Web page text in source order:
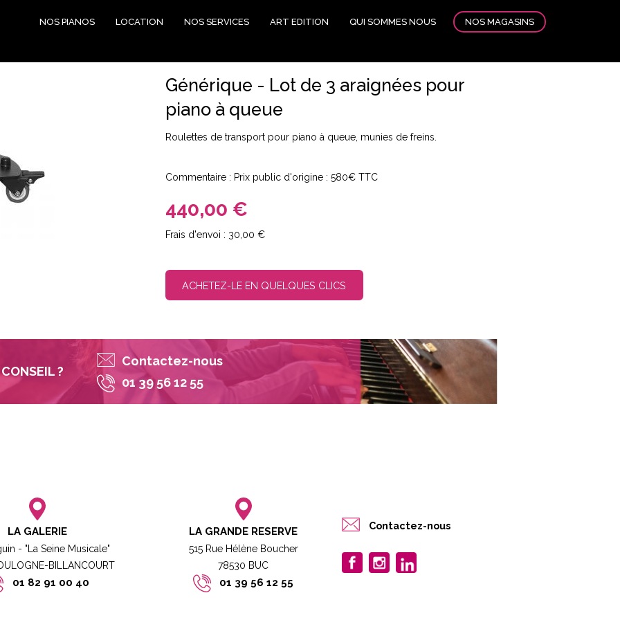
NOS PIANOS LOCATION NOS SERVICES ART EDITION QUI SOMMES NOUS NOS MAGASINS
Générique - Lot de 3 araignées pour
piano à queue
Roulettes de transport pour piano à queue, munies de freins.
Commentaire : Prix public d'origine : 580€ TTC
440,00 €
30,00 €
ACHETEZ-LE EN QUELQUES CLICS
?
Contactez-nous
01 39 56 12 55
LA GALERIE
- "La Seine Musicale"
BILLANCOURT​
01 82 91 00 40
LA GRANDE RESERVE
515 Rue Hélène Boucher
78530 BUC​​
01 39 56 12 55
Contactez-nous